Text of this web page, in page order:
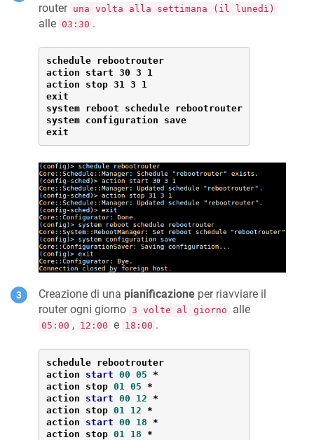
router una volta alla settimana (il lunedì)
alle 03:30 .
schedule rebootrouter
action start 30 3 1
action stop 31 3 1
exit
system reboot schedule rebootrouter
system configuration save
exit
Creazione di una pianificazione per riavviare il
router ogni giorno 3 volte al giorno alle
05:00 , 12:00 e 18:00 .
schedule rebootrouter
action start 00 05
*
action stop 01 05
*
action start 00 12
*
action stop 01 12
*
action start 00 18
*
action stop 01 18
*